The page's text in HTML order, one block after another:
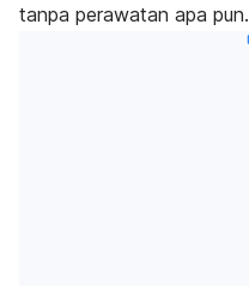
tanpa perawatan apa pun.